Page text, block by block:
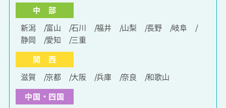
中 部
新潟
富山 石川 福井 山梨 長野
岐阜
静岡
愛知
三重
関 西
滋賀
京都 大阪 兵庫 奈良
和歌山
中国・四国